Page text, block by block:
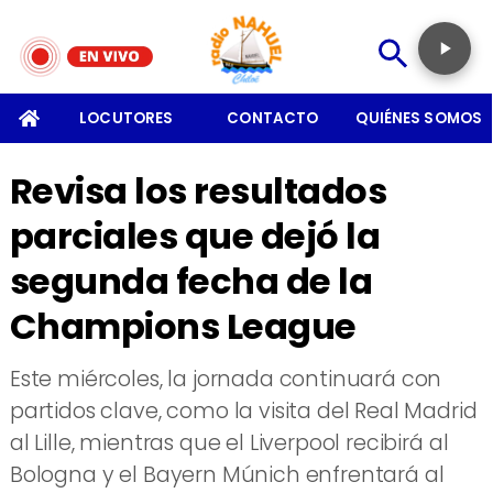
LOCUTORES CONTACTO QUIÉNES SOMOS
Revisa los resultados
parciales que dejó la
segunda fecha de la
Champions League
​Este miércoles, la jornada continuará con
partidos clave, como la visita del Real Madrid
al Lille, mientras que el Liverpool recibirá al
Bologna y el Bayern Múnich enfrentará al